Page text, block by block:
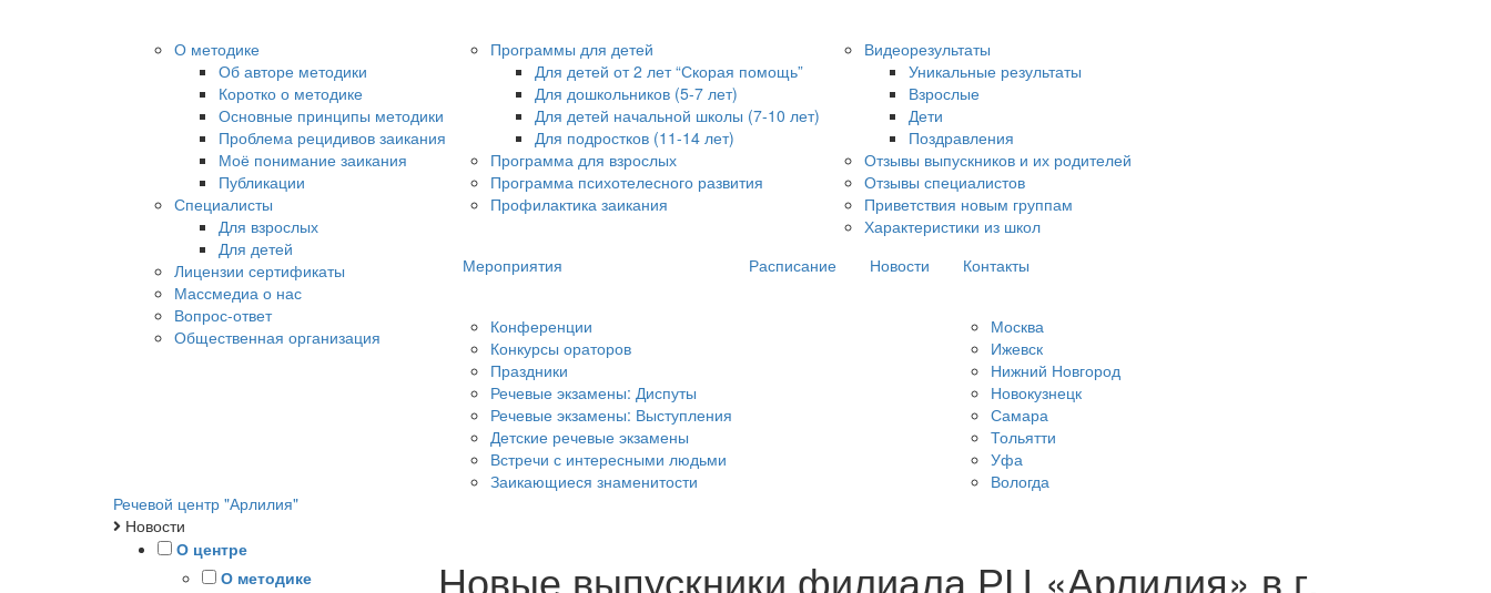
О методике
Об авторе методики
Коротко о методике
Основные принципы методики
Проблема рецидивов заикания
Моё понимание заикания
Публикации
Специалисты
Для взрослых
Для детей
Лицензии сертификаты
Массмедиа о нас
Вопрос-ответ
Общественная организация
Программы для детей
Для детей от 2 лет “Скорая помощь”
Для дошкольников (5-7 лет)
Для детей начальной школы (7-10 лет)
Для подростков (11-14 лет)
Программа для взрослых
Программа психотелесного развития
Профилактика заикания
Видеорезультаты
Уникальные результаты
Взрослые
Дети
Поздравления
Отзывы выпускников и их родителей
Отзывы специалистов
Приветствия новым группам
Характеристики из школ
Мероприятия
Конференции
Конкурсы ораторов
Праздники
Речевые экзамены: Диспуты
Речевые экзамены: Выступления
Детские речевые экзамены
Встречи с интересными людьми
Заикающиеся знаменитости
Расписание Новости Контакты
Москва
Ижевск
Нижний Новгород
Новокузнецк
Самара
Тольятти
Уфа
Вологда
Речевой центр "Арлилия"
Новости
О центре
О методике
Новые выпускники филиала РЦ «Арлилия» в г.